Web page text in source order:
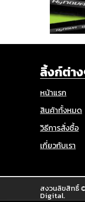
ลิ้งก์ต่า
หน้าแรก
สินค้าทั้งหมด
วิธีการสั่งซื้อ
เกี่ยวกับเรา
สงวนลิขสิทธิ์
Digital.